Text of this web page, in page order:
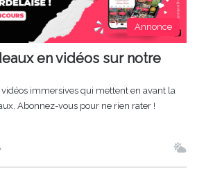
Annonce
en vidéos sur notre
immersives qui mettent en avant la
Abonnez-vous pour ne rien rater !